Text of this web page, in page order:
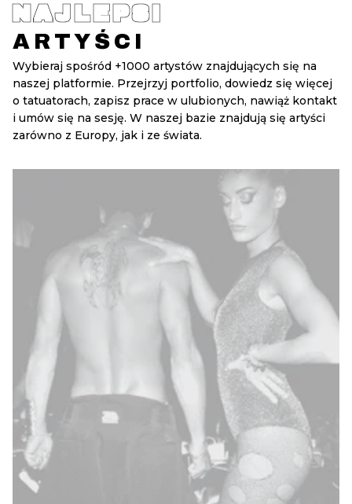
NAJLEPSI
ARTYŚCI
Wybieraj spośród +1000 artystów znajdujących się na
naszej platformie. Przejrzyj portfolio, dowiedz się więcej
o tatuatorach, zapisz prace w ulubionych, nawiąż kontakt
i umów się na sesję. W naszej bazie znajdują się artyści
zarówno z Europy, jak i ze świata.